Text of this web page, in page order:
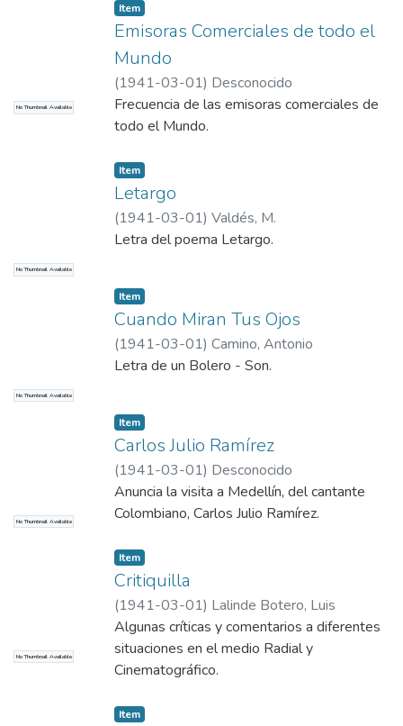
No Thumbnail Available
Item
Emisoras Comerciales de todo el
Mundo
(1941-03-01) Desconocido
Frecuencia de las emisoras comerciales de
todo el Mundo.
No Thumbnail Available
Item
Letargo
(1941-03-01) Valdés, M.
Letra del poema Letargo.
No Thumbnail Available
Item
Cuando Miran Tus Ojos
(1941-03-01) Camino, Antonio
Letra de un Bolero - Son.
No Thumbnail Available
Item
Carlos Julio Ramírez
(1941-03-01) Desconocido
Anuncia la visita a Medellín, del cantante
Colombiano, Carlos Julio Ramírez.
No Thumbnail Available
Item
Critiquilla
(1941-03-01) Lalinde Botero, Luis
Algunas críticas y comentarios a diferentes
situaciones en el medio Radial y
Cinematográfico.
Item